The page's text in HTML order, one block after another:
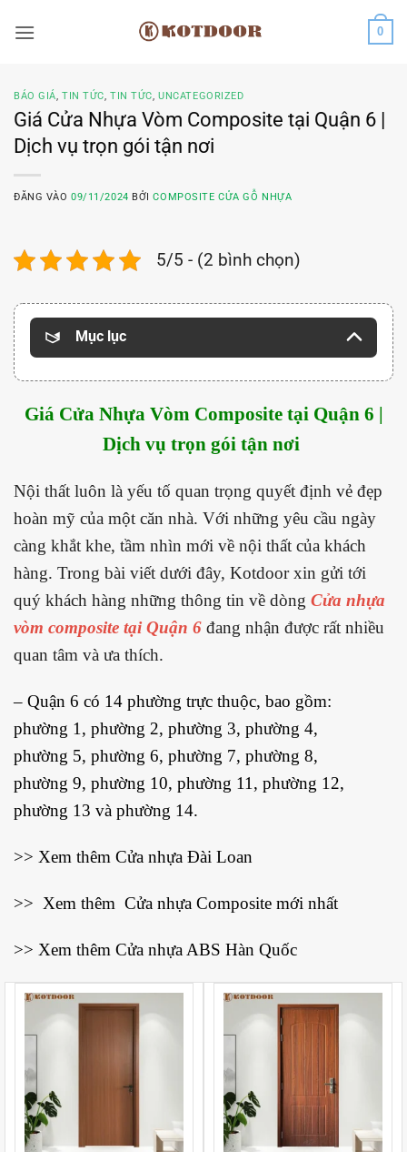
qua
0
BÁO GIÁ,TIN TỨC,TIN TỨC,UNCATEGORIZED
Giá Cửa Nhựa Vòm Composite tại Quận 6 |
Dịch vụ trọn gói tận nơi
ĐĂNG VÀO09/11/2024 BỞICOMPOSITE CỬA GỖ NHỰA
5/5 - (2 bình chọn)
Mục lục
Giá Cửa Nhựa Vòm Composite tại Quận 6 |
Dịch vụ trọn gói tận nơi
Nội thất luôn là yếu tố quan trọng quyết định vẻ đẹp
hoàn mỹ của một căn nhà. Với những yêu cầu ngày
càng khắt khe, tầm nhìn mới về nội thất của khách
hàng. Trong bài viết dưới đây, Kotdoor xin gửi tới
quý khách hàng những thông tin về dòng Cửa nhựa
vòm composite tại Quận 6 đang nhận được rất nhiều
quan tâm và ưa thích.
– Quận 6 có 14 phường trực thuộc, bao gồm:
phường 1 , phường 2, phường 3, phường 4,
phường 5, phường 6, phường 7, phường 8,
phường 9, phường 10, phường 11 , phường 12,
phường 13 và phường 14.
>> Xem thêm Cửa nhựa Đài Loan
>> Xem thêm Cửa nhựa Composite mới nhất
>> Xem thêm Cửa nhựa ABS Hàn Quốc